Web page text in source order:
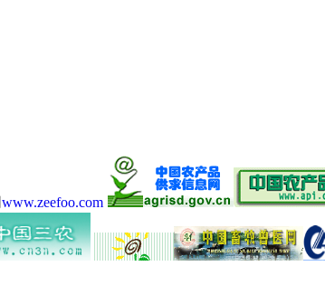
www.zeefoo.com